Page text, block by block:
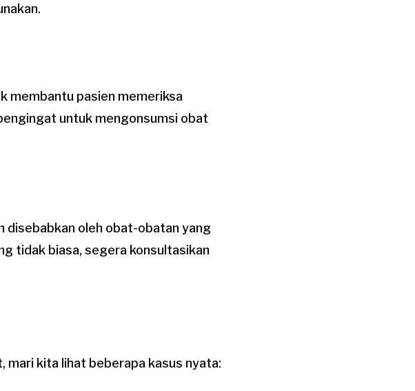
membantu pasien memeriksa
untuk mengonsumsi obat
disebabkan oleh obat-obatan yang
tidak biasa, segera konsultasikan
kita lihat beberapa kasus nyata: